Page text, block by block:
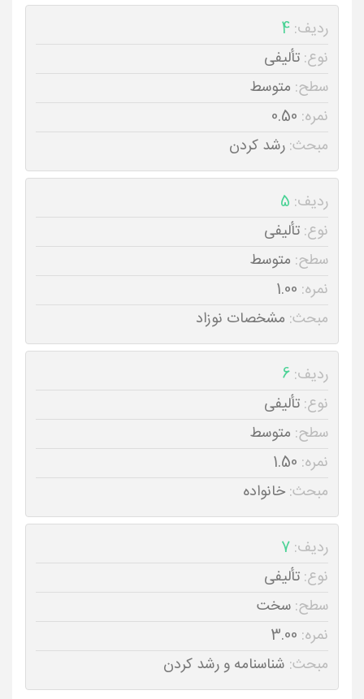
ردیف: 4
نوع: تألیفی
سطح: متوسط
نمره: 0.50
مبحث: رشد کردن
ردیف: 5
نوع: تألیفی
سطح: متوسط
نمره: 1.00
مبحث: مشخصات نوزاد
ردیف: 6
نوع: تألیفی
سطح: متوسط
نمره: 1.50
مبحث: خانواده
ردیف: 7
نوع: تألیفی
سطح: سخت
نمره: 3.00
مبحث: شناسنامه و رشد کردن